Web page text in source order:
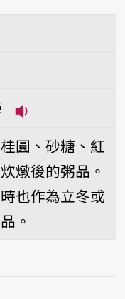
圓、砂糖、紅
燉後的粥品。
也作為立冬或
。